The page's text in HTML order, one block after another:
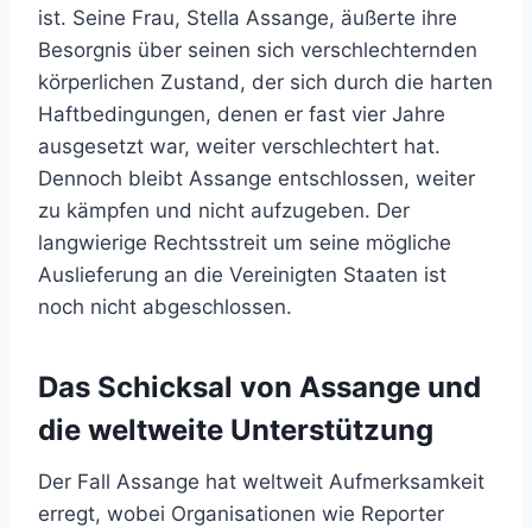
ist. Seine Frau, Stella Assange, äußerte ihre
Besorgnis über seinen sich verschlechternden
körperlichen Zustand, der sich durch die harten
Haftbedingungen, denen er fast vier Jahre
ausgesetzt war, weiter verschlechtert hat.
Dennoch bleibt Assange entschlossen, weiter
zu kämpfen und nicht aufzugeben. Der
langwierige Rechtsstreit um seine mögliche
Auslieferung an die Vereinigten Staaten ist
noch nicht abgeschlossen.
Das Schicksal von Assange und
die weltweite Unterstützung
Der Fall Assange hat weltweit Aufmerksamkeit
erregt, wobei Organisationen wie Reporter